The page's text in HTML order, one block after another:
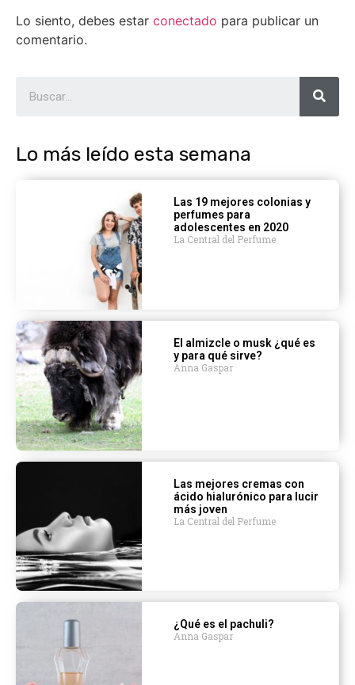
Lo siento, debes estar conectado para publicar un
comentario.
Lo más leído esta semana
Las 19 mejores colonias y
perfumes para
adolescentes en 2020
La Central del Perfume
El almizcle o musk ¿qué es
y para qué sirve?
Anna Gaspar
Las mejores cremas con
ácido hialurónico para lucir
más joven
La Central del Perfume
¿Qué es el pachuli?
Anna Gaspar